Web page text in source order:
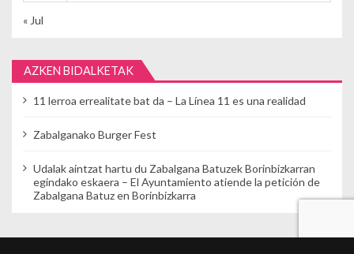
« Jul
AZKEN BIDALKETAK
11 lerroa errealitate bat da – La Línea 11 es una realidad
Zabalganako Burger Fest
Udalak aintzat hartu du Zabalgana Batuzek Borinbizkarran
egindako eskaera – El Ayuntamiento atiende la petición de
Zabalgana Batuz en Borinbizkarra